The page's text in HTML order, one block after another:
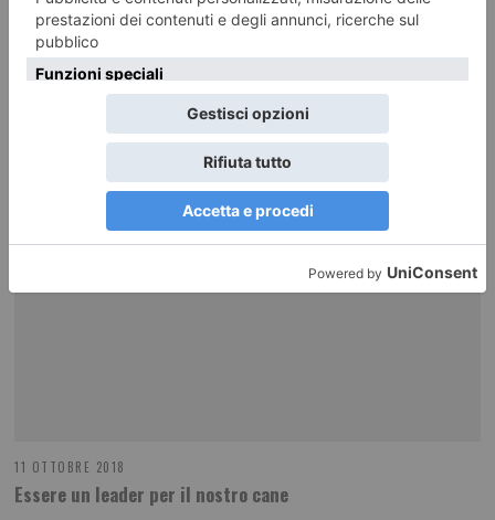
11 OTTOBRE 2018
Essere un leader per il nostro cane